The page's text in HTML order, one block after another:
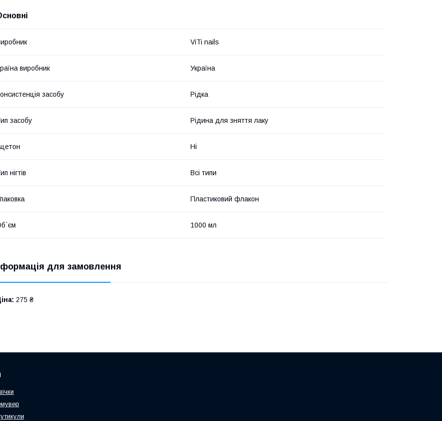
ViTi nails
виробник Україна
засобу Рідка
засобу Рідина для зняття лаку
Ні
нігтів Всі типи
Пластиковий флакон
1000 мл
для замовлення
275 ₴